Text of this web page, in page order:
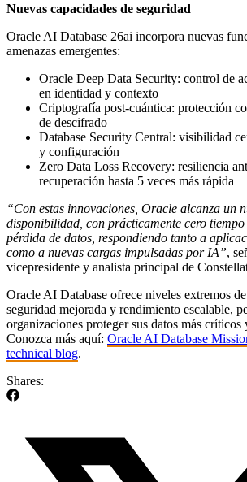
Nuevas capacidades de seguridad
Oracle AI Database 26ai incorpora nuevas
amenazas emergentes:
Oracle Deep Data Security: control de
en identidad y contexto
Criptografía post-cuántica: protección
de descifrado
Database Security Central: visibilidad
y configuración
Zero Data Loss Recovery: resiliencia
recuperación hasta 5 veces más rápida
“Con estas innovaciones, Oracle alcanza un
disponibilidad, con prácticamente cero
pérdida de datos, respondiendo tanto a
como a nuevas cargas impulsadas por IA”,
vicepresidente y analista principal de
Oracle AI Database ofrece niveles extremos
seguridad mejorada y rendimiento escalable,
organizaciones proteger sus datos más
Conozca más aquí: Oracle AI Database
technical blog.
Shares: